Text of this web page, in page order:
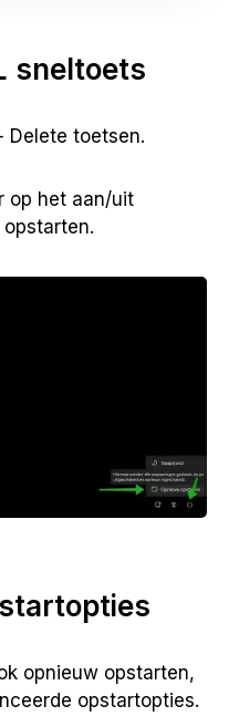
sneltoets
Delete toetsen.
op het aan/uit
opnieuw opstarten,
opstartopties.